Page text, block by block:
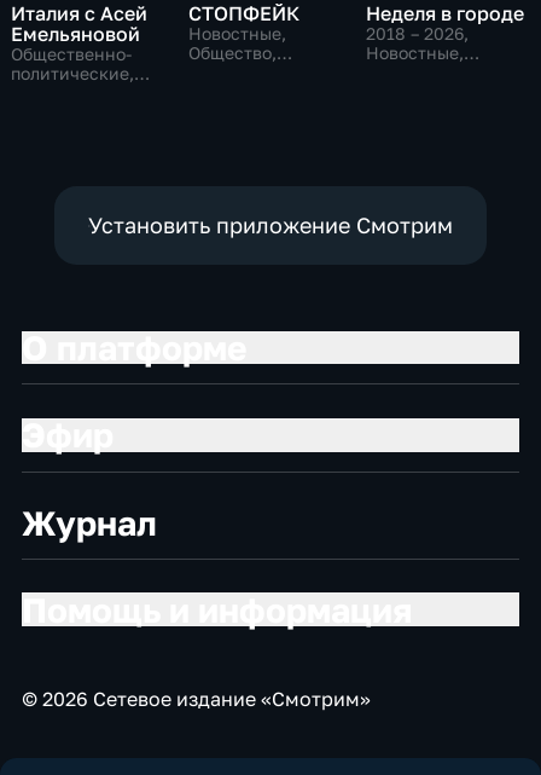
Италия с Асей
Емельяновой
Общественно-
политические,
СТОПФЕЙК
Новостные,
Общество,
Неделя в городе
2018 – 2026,
Новостные,
Установить приложение Смотрим
Журнал
© 2026 Сетевое издание «Смотрим»